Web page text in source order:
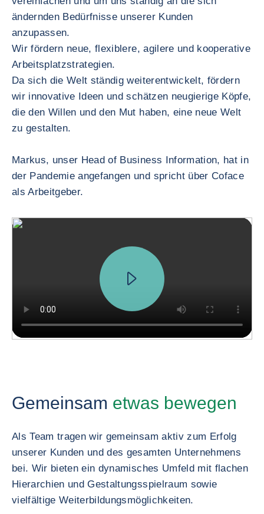
ändernden Bedürfnisse unserer Kunden
anzupassen.
Wir fördern neue, flexiblere, agilere und kooperative
Arbeitsplatzstrategien.
Da sich die Welt ständig weiterentwickelt, fördern
wir innovative Ideen und schätzen neugierige Köpfe,
die den Willen und den Mut haben, eine neue Welt
zu gestalten.
Markus, unser Head of Business Information, hat in
der Pandemie angefangen und spricht über Coface
als Arbeitgeber.
Gemeinsam etwas bewegen
Als Team tragen wir gemeinsam aktiv zum Erfolg
unserer Kunden und des gesamten Unternehmens
bei. Wir bieten ein dynamisches Umfeld mit flachen
Hierarchien und Gestaltungsspielraum sowie
vielfältige Weiterbildungsmöglichkeiten.